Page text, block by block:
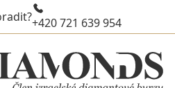
+420 721 639 954